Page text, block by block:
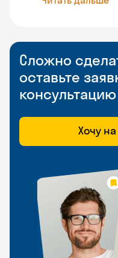
Сложно
оставьте
консультацию
Хочу